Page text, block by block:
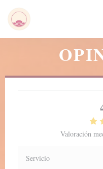
Valoración
Servicio